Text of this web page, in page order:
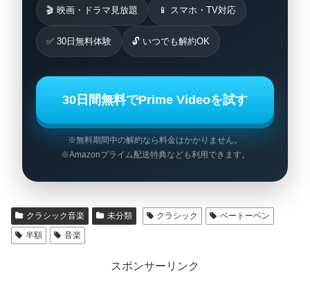
🎬 映画・ドラマ見放題 📱 スマホ・TV対応
✅ 30日無料体験 🔓 いつでも解約OK
30日間無料でPrime Videoを試す
※無料期間中の解約なら料金はかかりません。
※Amazonプライム配送特典なども利用できます。
クラシック音楽 未分類 クラシック
ベートーベン
半額
音楽
スポンサーリンク